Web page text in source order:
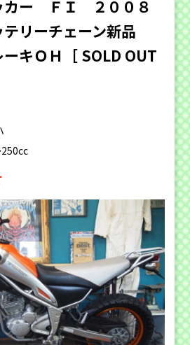
カー ＦＩ ２００８
リーチェーン新品
キＯＨ［ SOLD OUT